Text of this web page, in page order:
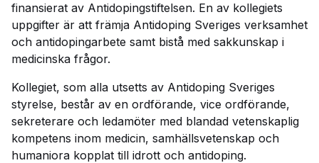
finansierat av Antidopingstiftelsen. En av kollegiets
uppgifter är att främja Antidoping Sveriges verksamhet
och antidopingarbete samt bistå med sakkunskap i
medicinska frågor.
Kollegiet, som alla utsetts av Antidoping Sveriges
styrelse, består av en ordförande, vice ordförande,
sekreterare och ledamöter med blandad vetenskaplig
kompetens inom medicin, samhällsvetenskap och
humaniora kopplat till idrott och antidoping.